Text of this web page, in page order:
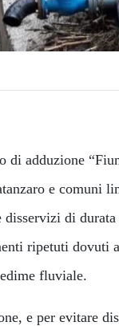
adduzione
e comuni
di durata
ripetuti dovuti
fluviale.
e per evitare